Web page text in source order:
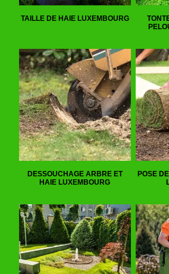
TAILLE DE HAIE LUXEMBOURG
DESSOUCHAGE ARBRE ET
HAIE LUXEMBOURG
POSE